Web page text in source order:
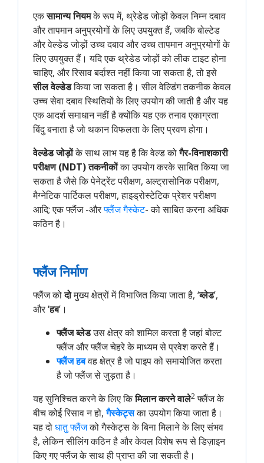
एकसामान्य नियमके रूप में, थ्रेडेड जोड़ों केवल निम्न दबाव
और तापमान अनुप्रयोगों के लिए उपयुक्त हैं, जबकि बोल्टेड
और वेल्डेड जोड़ों उच्च दबाव और उच्च तापमान अनुप्रयोगों के
लिए उपयुक्त हैं। यदि एक थ्रेडेड जोड़ों को लीक टाइट होना
चाहिए, और रिसाव बर्दाश्त नहीं किया जा सकता है, तो इसे
सील वेल्डेडकिया जा सकता है। सील वेल्डिंग तकनीक केवल
उच्च सेवा दबाव स्थितियों के लिए उपयोग की जाती है और यह
एक आदर्श समाधान नहीं है क्योंकि यह एक तनाव एकाग्रता
बिंदु बनाता है जो थकान विफलता के लिए प्रवण होगा।
वेल्डेड जोड़ोंके साथ लाभ यह है कि वेल्ड कोगैर-विनाशकारी
परीक्षण (NDT) तकनीकोंका उपयोग करके साबित किया जा
सकता है जैसे कि पेनेट्रेंट परीक्षण, अल्ट्रासोनिक परीक्षण,
मैग्नेटिक पार्टिकल परीक्षण, हाइड्रोस्टेटिक प्रेशर परीक्षण
आदि; एक फ्लैंज -औरफ्लैंज गैस्केट- को साबित करना अधिक
कठिन है।
फ्लैंज निर्माण
फ्लैंज कोदोमुख्य क्षेत्रों में विभाजित किया जाता है, ‘ब्लेड’,
और ‘हब’।
फ्लैंज ब्लेडउस क्षेत्र को शामिल करता है जहां बोल्ट
फ्लैंज और फ्लैंज चेहरे के माध्यम से प्रवेश करते हैं।
फ्लैंज हबवह क्षेत्र है जो पाइप को समायोजित करता
है जो फ्लैंज से जुड़ता है।
यह सुनिश्चित करने के लिए किमिलान करने वाले2फ्लैंज के
बीच कोई रिसाव न हो,गैस्केट्सका उपयोग किया जाता है।
यह दोधातु फ्लैंजको गैस्केट्स के बिना मिलाने के लिए संभव
है, लेकिन सीलिंग कठिन है और केवल विशेष रूप से डिज़ाइन
किए गए फ्लैंज के साथ ही प्राप्त की जा सकती है।